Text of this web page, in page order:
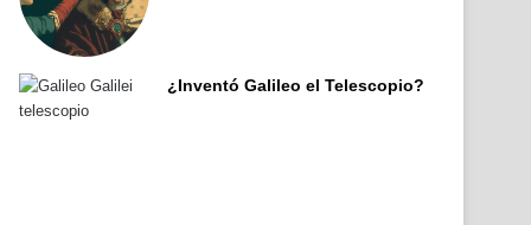
¿Inventó Galileo el Telescopio?